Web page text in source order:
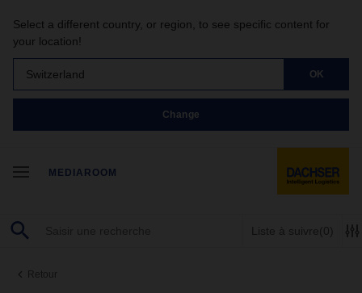
Select a different country, or region, to see specific content for
your location!
Switzerland OK
Change
MEDIAROOM
Liste à suivre(0)
Retour